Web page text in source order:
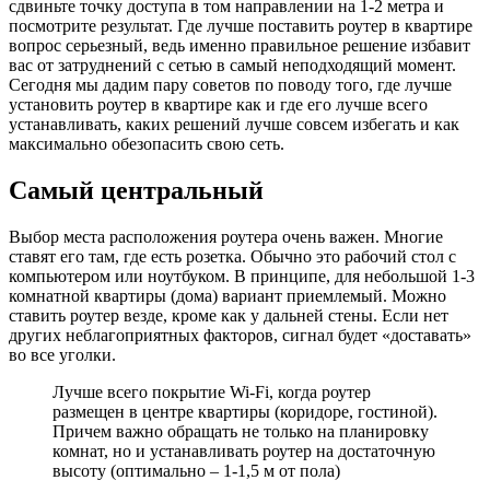
сдвиньте точку доступа в том направлении на 1-2 метра и
посмотрите результат. Где лучше поставить роутер в квартире
вопрос серьезный, ведь именно правильное решение избавит
вас от затруднений с сетью в самый неподходящий момент.
Сегодня мы дадим пару советов по поводу того, где лучше
установить роутер в квартире как и где его лучше всего
устанавливать, каких решений лучше совсем избегать и как
максимально обезопасить свою сеть.
Самый центральный
Выбор места расположения роутера очень важен. Многие
ставят его там, где есть розетка. Обычно это рабочий стол с
компьютером или ноутбуком. В принципе, для небольшой 1-3
комнатной квартиры (дома) вариант приемлемый. Можно
ставить роутер везде, кроме как у дальней стены. Если нет
других неблагоприятных факторов, сигнал будет «доставать»
во все уголки.
Лучше всего покрытие Wi-Fi, когда роутер
размещен в центре квартиры (коридоре, гостиной).
Причем важно обращать не только на планировку
комнат, но и устанавливать роутер на достаточную
высоту (оптимально – 1-1,5 м от пола)